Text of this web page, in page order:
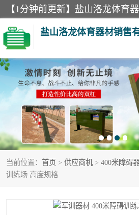
盐山洛龙体育器材销售
当前位置： 首页 > 供应商机 > 400米障碍
训练场 高度规格
单双杠 舞
400米障碍器材 体
300米障碍器材 攀
塑胶跑道